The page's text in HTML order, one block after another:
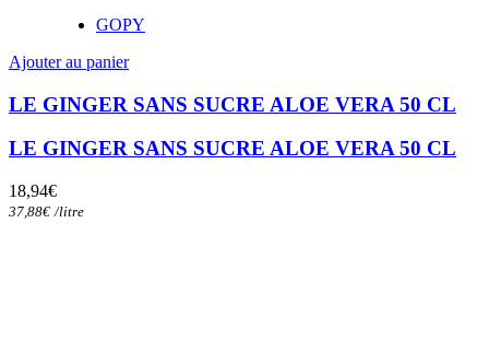
GOPY
Ajouter au panier
LE GINGER SANS SUCRE ALOE VERA 50 CL
LE GINGER SANS SUCRE ALOE VERA 50 CL
18,94€
37,88€ /litre